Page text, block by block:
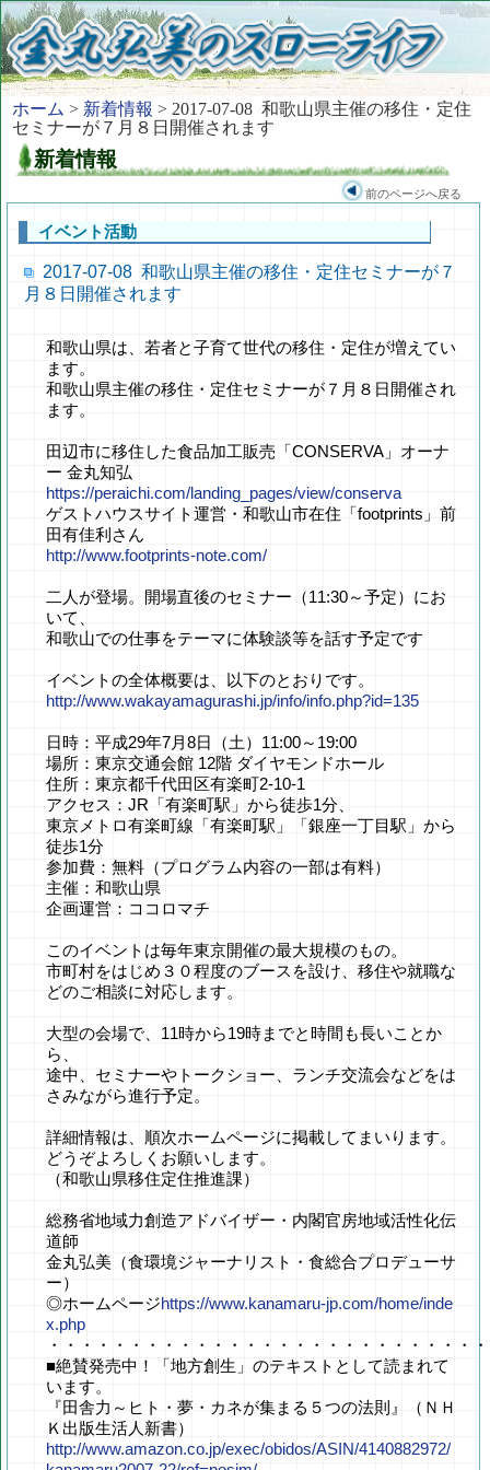
ホーム > 新着情報 > 2017-07-08 和歌山県主催の移住・定住
セミナーが７月８日開催されます
新着情報
前のページへ戻る
イベント活動
2017-07-08 和歌山県主催の移住・定住セミナーが７
月８日開催されます
和歌山県は、若者と子育て世代の移住・定住が増えてい
ます。
和歌山県主催の移住・定住セミナーが７月８日開催され
ます。
田辺市に移住した食品加工販売「CONSERVA」オーナ
ー 金丸知弘
https://peraichi.com/landing_pages/view/conserva
ゲストハウスサイト運営・和歌山市在住「footprints」前
田有佳利さん
http://www.footprints-note.com/
二人が登場。開場直後のセミナー（11:30～予定）にお
いて、
和歌山での仕事をテーマに体験談等を話す予定です
イベントの全体概要は、以下のとおりです。
http://www.wakayamagurashi.jp/info/info.php?id=135
日時：平成29年7月8日（土）11:00～19:00
場所：東京交通会館 12階 ダイヤモンドホール
住所：東京都千代田区有楽町2-10-1
アクセス：JR「有楽町駅」から徒歩1分、
東京メトロ有楽町線「有楽町駅」「銀座一丁目駅」から
徒歩1分
参加費：無料（プログラム内容の一部は有料）
主催：和歌山県
企画運営：ココロマチ
このイベントは毎年東京開催の最大規模のもの。
市町村をはじめ３０程度のブースを設け、移住や就職な
どのご相談に対応します。
大型の会場で、11時から19時までと時間も長いことか
ら、
途中、セミナーやトークショー、ランチ交流会などをは
さみながら進行予定。
詳細情報は、順次ホームページに掲載してまいります。
どうぞよろしくお願いします。
（和歌山県移住定住推進課）
総務省地域力創造アドバイザー・内閣官房地域活性化伝
道師
金丸弘美（食環境ジャーナリスト・食総合プロデューサ
ー）
◎ホームページhttps://www.kanamaru-jp.com/home/inde
x.php
・・・・・・・・・・・・・・・・・・・・・・・・・・
■絶賛発売中！「地方創生」のテキストとして読まれて
います。
『田舎力～ヒト・夢・カネが集まる５つの法則』（ＮＨ
Ｋ出版生活人新書）
http://www.amazon.co.jp/exec/obidos/ASIN/4140882972/